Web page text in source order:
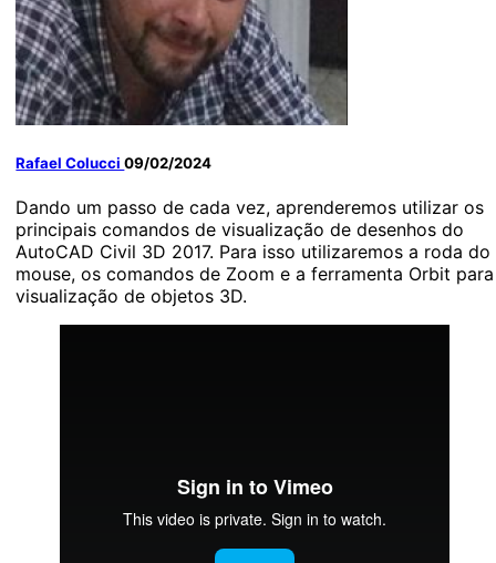
Rafael Colucci09/02/2024
Dando um passo de cada vez, aprenderemos utilizar os
principais comandos de visualização de desenhos do
AutoCAD Civil 3D 2017. Para isso utilizaremos a roda do
mouse, os comandos de Zoom e a ferramenta Orbit para
visualização de objetos 3D.